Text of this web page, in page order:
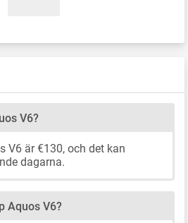
V6?
V6 är €130, och det kan
dagarna.
Aquos V6?